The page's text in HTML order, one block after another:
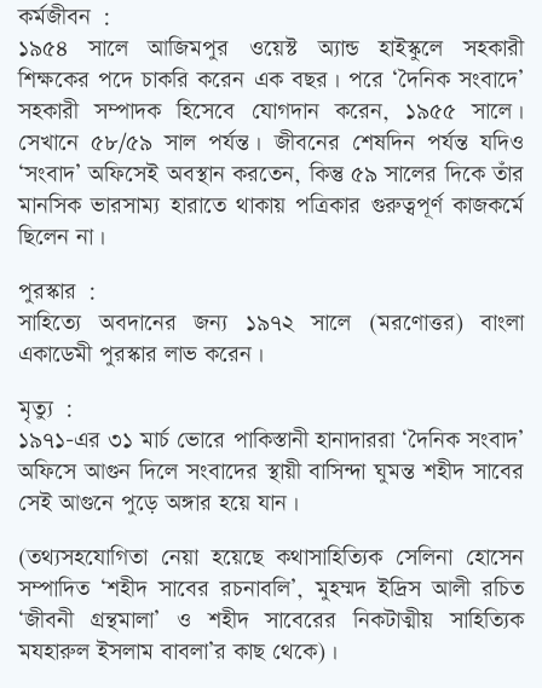
কর্মজীবন :
১৯৫৪ সালে আজিমপুর ওয়েস্ট অ্যান্ড হাইস্কুলে সহকারী
শিক্ষকের পদে চাকরি করেন এক বছর। পরে ‘দৈনিক সংবাদে’
সহকারী সম্পাদক হিসেবে যোগদান করেন, ১৯৫৫ সালে।
সেখানে ৫৮/৫৯ সাল পর্যন্ত। জীবনের শেষদিন পর্যন্ত যদিও
‘সংবাদ’ অফিসেই অবস্থান করতেন, কিন্তু ৫৯ সালের দিকে তাঁর
মানসিক ভারসাম্য হারাতে থাকায় পত্রিকার গুরুত্বপূর্ণ কাজকর্মে
ছিলেন না।
পুরস্কার :
সাহিত্যে অবদানের জন্য ১৯৭২ সালে (মরণোত্তর) বাংলা
একাডেমী পুরস্কার লাভ করেন।
মৃত্যু :
১৯৭১-এর ৩১ মার্চ ভোরে পাকিস্তানী হানাদাররা ‘দৈনিক সংবাদ’
অফিসে আগুন দিলে সংবাদের স্থায়ী বাসিন্দা ঘুমন্ত শহীদ সাবের
সেই আগুনে পুড়ে অঙ্গার হয়ে যান।
(তথ্যসহযোগিতা নেয়া হয়েছে কথাসাহিত্যিক সেলিনা হোসেন
সম্পাদিত ‘শহীদ সাবের রচনাবলি’, মুহম্মদ ইদ্রিস আলী রচিত
‘জীবনী গ্রন্থমালা’ ও শহীদ সাবেরের নিকটাত্মীয় সাহিত্যিক
মযহারুল ইসলাম বাবলা’র কাছ থেকে)।